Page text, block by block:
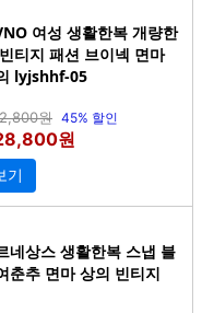
여성 생활한복 개량한
티지 패션 브이넥 면마
lyjshhf-05
원 45% 할인
원
기
네상스 생활한복 스냅 블
춘추 면마 상의 빈티지